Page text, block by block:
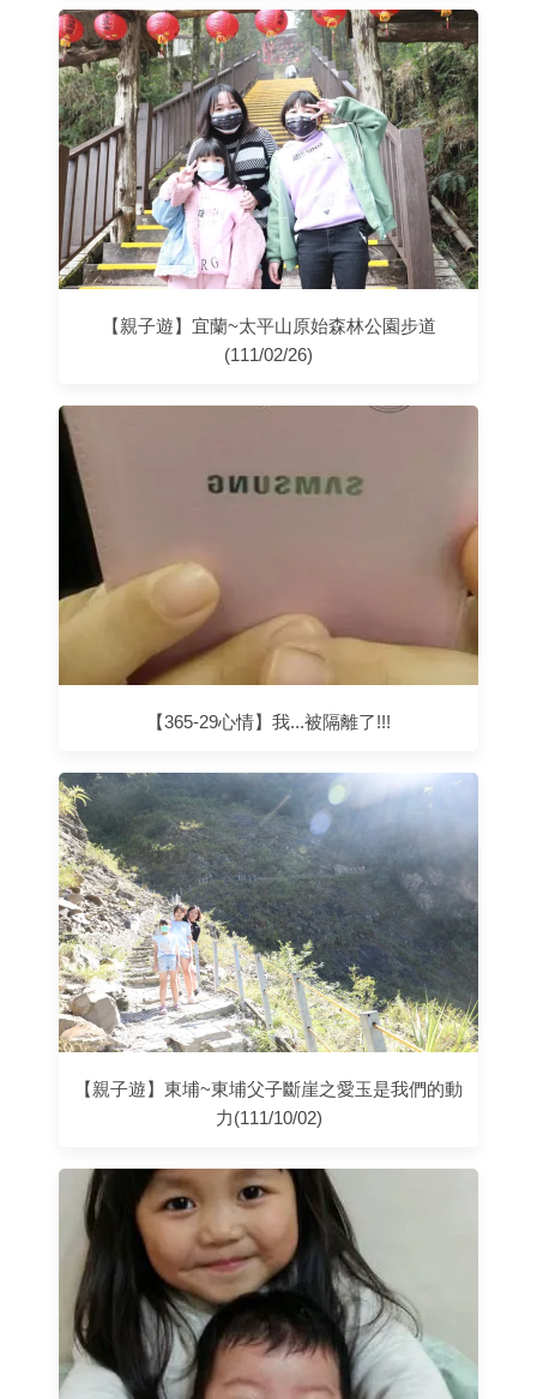
【親子遊】宜蘭~太平山原始森林公園步道
(111/02/26)
【365-29心情】我...被隔離了!!!
【親子遊】東埔~東埔父子斷崖之愛玉是我們的動
力(111/10/02)